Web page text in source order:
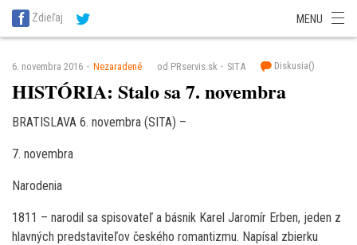
SITA Energetika
SITA Potravinárstvo
Zdieľaj MENU
6. novembra 2016 Nezaradené od PRservis.sk SITA Diskusia()
HISTÓRIA: Stalo sa 7. novembra
BRATISLAVA 6. novembra (SITA) –
7. novembra
Narodenia
1811 – narodil sa spisovateľ a básnik Karel Jaromír Erben, jeden z
hlavných predstaviteľov českého romantizmu. Napísal zbierku